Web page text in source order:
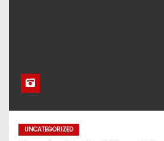
UNCATEGORIZED